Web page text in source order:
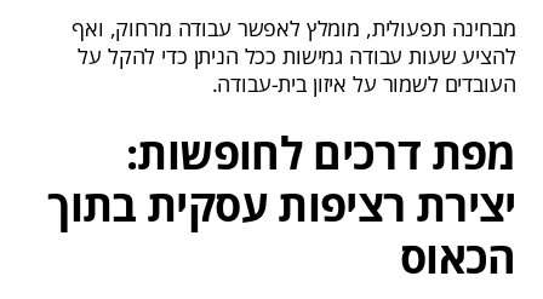
מבחינה תפעולית, מומלץ לאפשר עבודה מרחוק, ואף
להציע שעות עבודה גמישות ככל הניתן כדי להקל על
העובדים לשמור על איזון בית-עבודה.
מפת דרכים לחופשות:
יצירת רציפות עסקית בתוך
הכאוס